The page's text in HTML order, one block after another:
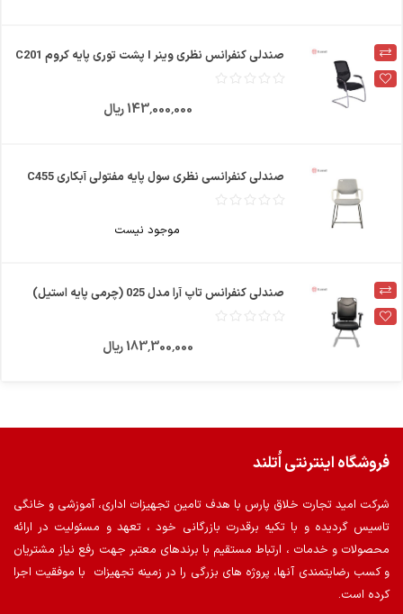
صندلی کنفرانس نظری وینر I پشت توری پایه کروم C201
143٬000٬000 ریال
صندلی کنفرانسی نظری سول پایه مفتولی آبکاری C455
موجود نیست
صندلی کنفرانس تاپ آرا مدل 025 (چرمی پایه استیل)
183٬300٬000 ریال
فروشگاه اینترنتی اُتلند
شرکت امید تجارت خلاق پارس با هدف تامین تجهیزات اداری، آموزشی و خانگی
تاسیس گردیده و با تکیه برقدرت بازرگانی خود ، تعهد و مسئولیت در ارائه
محصولات و خدمات ، ارتباط مستقیم با برندهای معتبر جهت رفع نیاز مشتریان
و کسب رضایتمندی آنها، پروژه های بزرگی را در زمینه تجهیزات با موفقیت اجرا
کرده است.